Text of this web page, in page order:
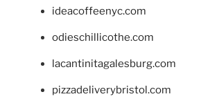
ideacoffeenyc.com
odieschillicothe.com
lacantinitagalesburg.com
pizzadeliverybristol.com